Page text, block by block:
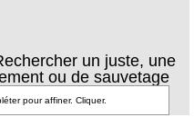
un juste, une
ou de sauvetage